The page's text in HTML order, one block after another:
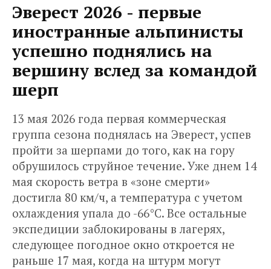
Эверест 2026 - первые
иностранные альпинисты
успешно поднялись на
вершину вслед за командой
шерп
13 мая 2026 года первая коммерческая
группа сезона поднялась на Эверест, успев
пройти за шерпами до того, как на гору
обрушилось струйное течение. Уже днем 14
мая скорость ветра в «зоне смерти»
достигла 80 км/ч, а температура с учетом
охлаждения упала до -66°C. Все остальные
экспедиции заблокированы в лагерях,
следующее погодное окно откроется не
раньше 17 мая, когда на штурм могут